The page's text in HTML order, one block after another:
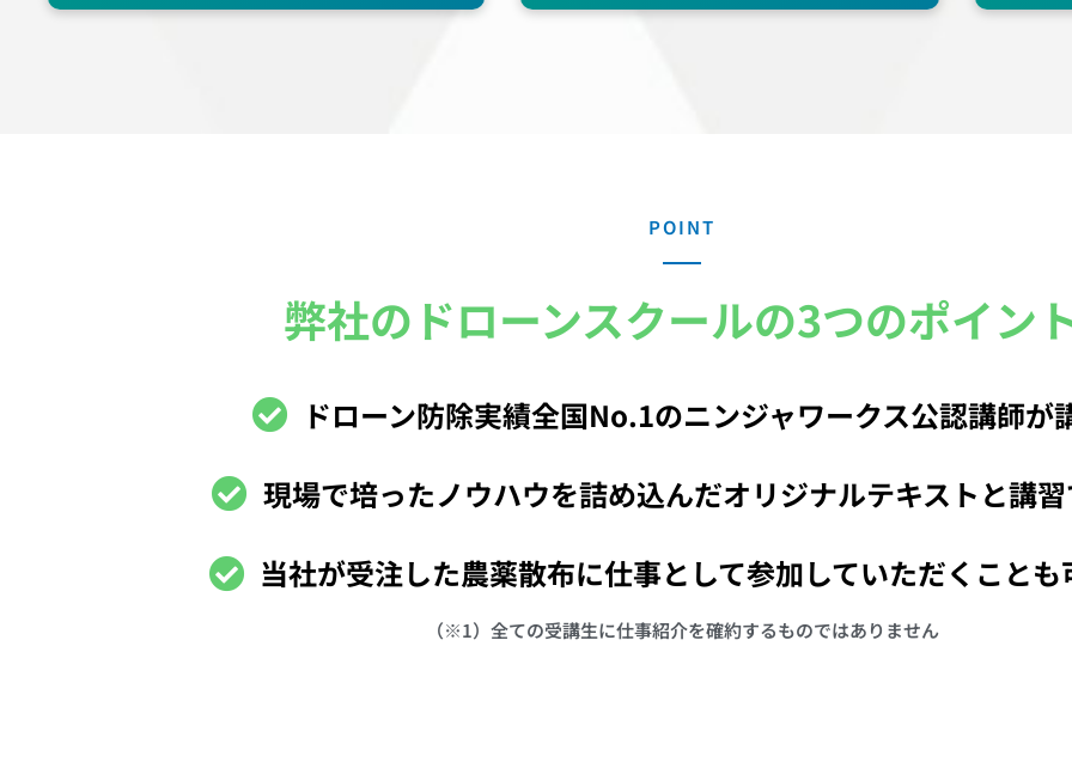
POINT
弊社のドローンスクールの3つのポイン
ドローン防除実績全国No.1のニンジャワークス公認講師が
現場で培ったノウハウを詰め込んだオリジナルテキストと講
当社が受注した農薬散布に仕事と して参加していただくことも
（※1）全ての受講生に仕事紹介を確約するものではありません